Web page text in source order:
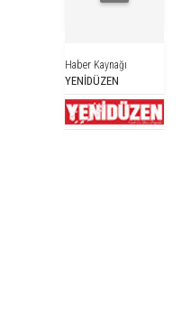
Haber Kaynağı
YENİDÜZEN